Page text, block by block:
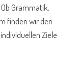
Grammatik,
finden wir den
Ziele